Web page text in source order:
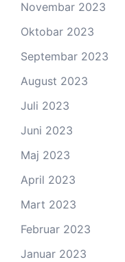
Novembar 2023
Oktobar 2023
Septembar 2023
August 2023
Juli 2023
Juni 2023
Maj 2023
April 2023
Mart 2023
Februar 2023
Januar 2023